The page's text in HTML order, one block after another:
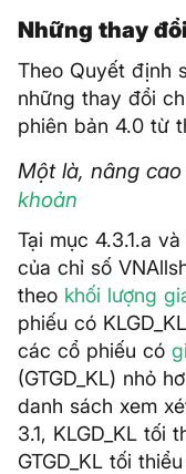
Những thay
Theo Quyết định
những thay đổi
phiên bản 4.0 từ
Một là, nâng
khoản
Tại mục 4.3.1.a
của chỉ số
theo khối lượng
phiếu có
các cổ phiếu có
(GTGD_KL) nhỏ
danh sách xem
3.1, KLGD_KL tối
GTGD_KL tối